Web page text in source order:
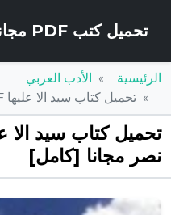
تحميل كتب PDF مجانا – كتب كو
الرئيسية
الأدب العربي
تحميل كتاب سيد الا عليها PDF تأليف رانيا نصر مجانا [كامل]
نصر مجانا [كامل]